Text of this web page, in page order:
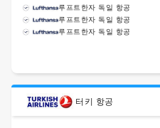
루프트한자 독일 항공
루프트한자 독일 항공
루프트한자 독일 항공
터키 항공